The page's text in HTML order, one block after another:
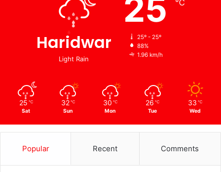
Haridwar
Light Rain
25 ℃
25º - 25º
88%
1.96 km/h
25 ℃
Sat
32 ℃
Sun
30 ℃
Mon
26 ℃
Tue
33 ℃
Wed
Popular Recent Comments